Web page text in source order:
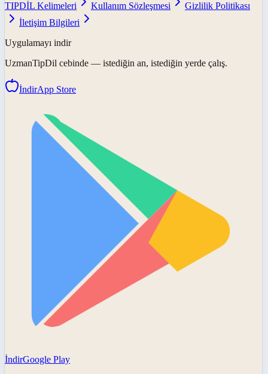
TIPDİL Kelimeleri
Kullanım Sözleşmesi
Gizlilik Politikası
İletişim Bilgileri
Uygulamayı indir
UzmanTipDil cebinde — istediğin an, istediğin yerde çalış.
İndirApp Store
İndirGoogle Play